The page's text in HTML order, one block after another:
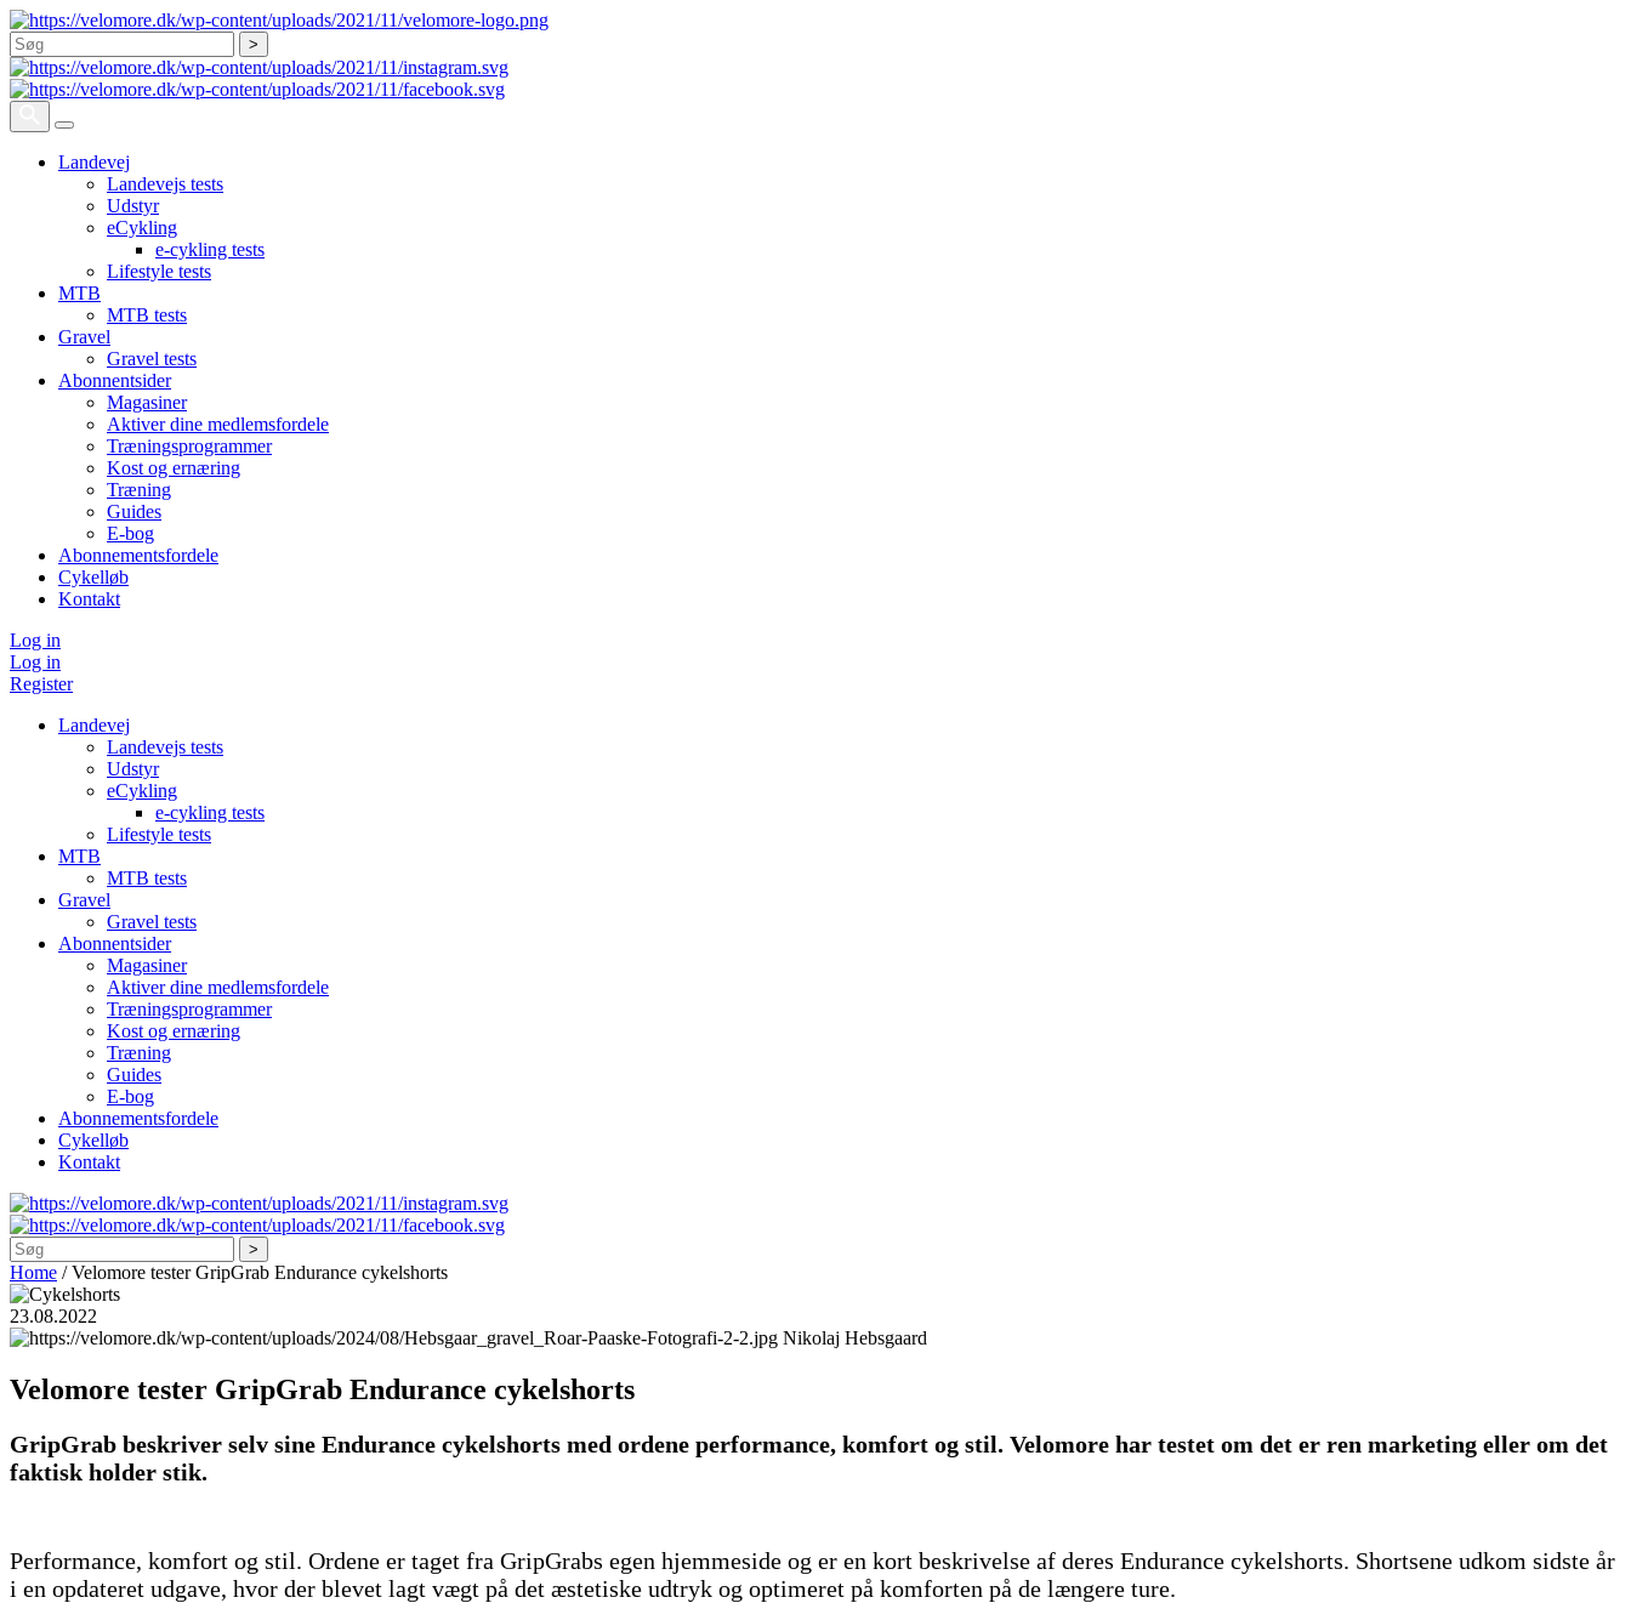
Søg
Landevej
Landevejs tests
Udstyr
eCykling
e-cykling tests
Lifestyle tests
MTB
MTB tests
Gravel
Gravel tests
Abonnentsider
Magasiner
Aktiver dine medlemsfordele
Træningsprogrammer
Kost og ernæring
Træning
Guides
E-bog
Abonnementsfordele
Cykelløb
Kontakt
Log in
Log in
Register
Landevej
Landevejs tests
Udstyr
eCykling
e-cykling tests
Lifestyle tests
MTB
MTB tests
Gravel
Gravel tests
Abonnentsider
Magasiner
Aktiver dine medlemsfordele
Træningsprogrammer
Kost og ernæring
Træning
Guides
E-bog
Abonnementsfordele
Cykelløb
Kontakt
Søg
Home /Velomore tester GripGrab Endurance cykelshorts
23.08.2022
Nikolaj Hebsgaard
Velomore tester GripGrab Endurance cykelshorts
GripGrab beskriver selv sine Endurance cykelshorts med ordene performance, komfort og stil. Velomore har testet om det er ren marketing eller om det
faktisk holder stik.
Performance, komfort og stil. Ordene er taget fra GripGrabs egen hjemmeside og er en kort beskrivelse af deres Endurance cykelshorts. Shortsene udkom sidste år
i en opdateret udgave, hvor der blevet lagt vægt på det æstetiske udtryk og optimeret på komforten på de længere ture.